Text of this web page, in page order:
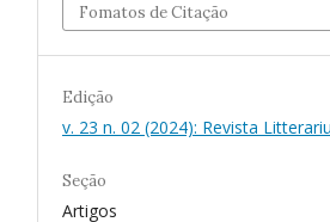
Fomatos de Citação
Edição
v. 23 n. 02 (2024): Revista
Seção
Artigos